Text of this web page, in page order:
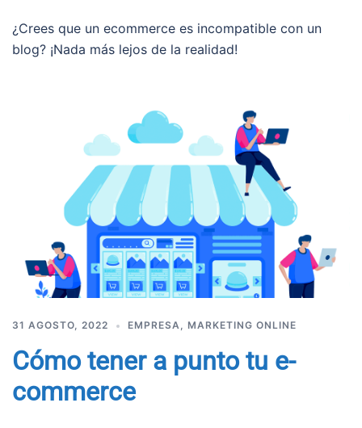
¿Crees que un ecommerce es incompatible con un
blog? ¡Nada más lejos de la realidad!
31 AGOSTO, 2022 EMPRESA, MARKETING ONLINE
Cómo tener a punto tu e-
commerce